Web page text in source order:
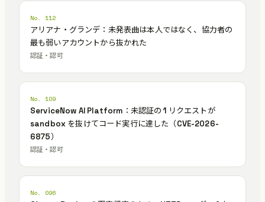
No. 112
アリアナ・グランデ：未発表曲は本人ではなく、協力者の
最も弱いアカウントから抜かれた
認証・認可
No. 109
ServiceNow AI Platform：未認証の 1 リクエストが
sandbox を抜けてコード実行に達した（CVE-2026-
6875）
認証・認可
No. 096